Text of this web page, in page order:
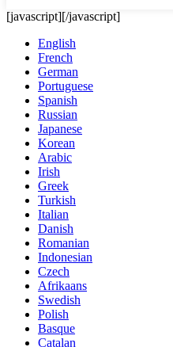
[javascript][/javascript]
English
French
German
Portuguese
Spanish
Russian
Japanese
Korean
Arabic
Irish
Greek
Turkish
Italian
Danish
Romanian
Indonesian
Czech
Afrikaans
Swedish
Polish
Basque
Catalan